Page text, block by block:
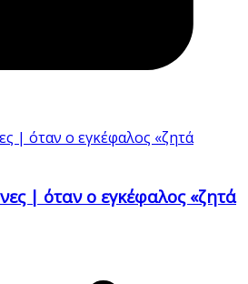
| όταν ο εγκέφαλος «ζητά